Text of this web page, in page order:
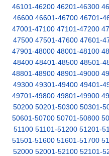
46101-46200 46201-46300
46600 46601-46700 46701-
47001-47100 47101-47200
47500 47501-47600 47601-
47901-48000 48001-48100
48400 48401-48500 48501-
48801-48900 48901-49000
49300 49301-49400 49401-
49701-49800 49801-49900
50200 50201-50300 50301-
50601-50700 50701-50800
51100 51101-51200 51201-
51501-51600 51601-51700
52000 52001-52100 52101-